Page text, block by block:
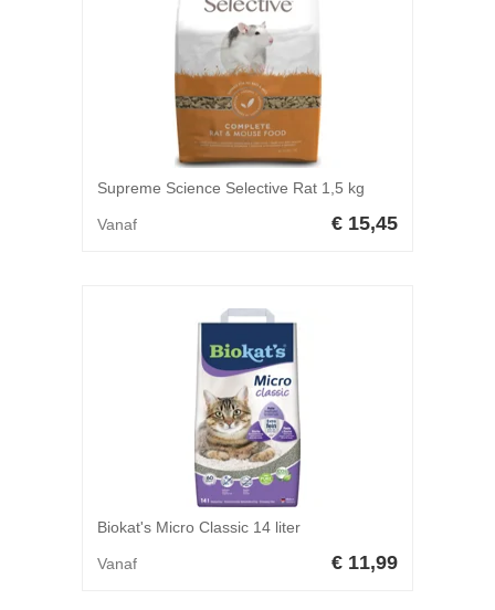
Supreme Science Selective Rat 1,5 kg
Vanaf € 15,45
Biokat's Micro Classic 14 liter
Vanaf € 11,99